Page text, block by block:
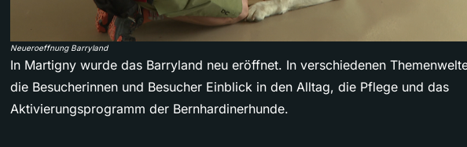
Neueroeffnung Barryland
In Martigny wurde das Barryland neu eröffnet. In verschiedenen
die Besucherinnen und Besucher Einblick in den Alltag, die Pflege und das
Aktivierungsprogramm der Bernhardinerhunde.